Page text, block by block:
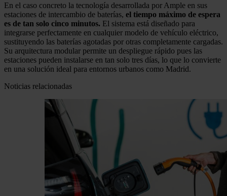
En el caso concreto la tecnología desarrollada por Ample en sus
estaciones de intercambio de baterías, el tiempo máximo de espera
es de tan solo cinco minutos. El sistema está diseñado para
integrarse perfectamente en cualquier modelo de vehículo eléctrico,
sustituyendo las baterías agotadas por otras completamente cargadas.
Su arquitectura modular permite un despliegue rápido pues las
estaciones pueden instalarse en tan solo tres días, lo que lo convierte
en una solución ideal para entornos urbanos como Madrid.
Noticias relacionadas